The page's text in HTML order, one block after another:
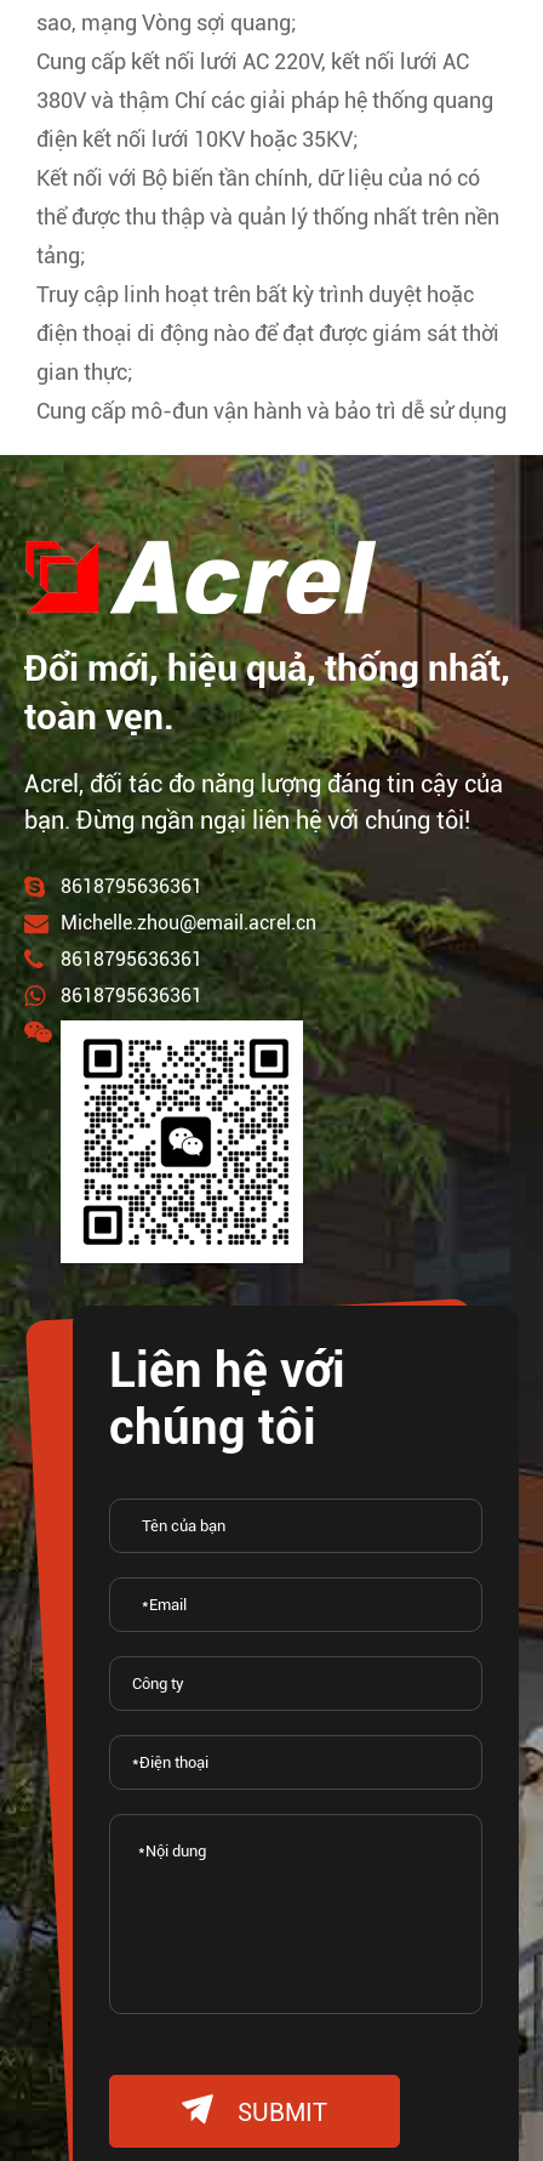
sao, mạng Vòng sợi quang;
Cung cấp kết nối lưới AC 220V, kết nối lưới AC
380V và thậm Chí các giải pháp hệ thống quang
điện kết nối lưới 10KV hoặc 35KV;
Kết nối với Bộ biến tần chính, dữ liệu của nó có
thể được thu thập và quản lý thống nhất trên nền
tảng;
Truy cập linh hoạt trên bất kỳ trình duyệt hoặc
điện thoại di động nào để đạt được giám sát thời
gian thực;
Cung cấp mô-đun vận hành và bảo trì dễ sử dụng
Đổi mới, hiệu quả, thống nhất,
toàn vẹn.
Acrel, đối tác đo năng lượng đáng tin cậy của
bạn. Đừng ngần ngại liên hệ với chúng tôi!
8618795636361
Michelle.zhou@email.acrel.cn
8618795636361
8618795636361
Liên hệ với
chúng tôi
 SUBMIT